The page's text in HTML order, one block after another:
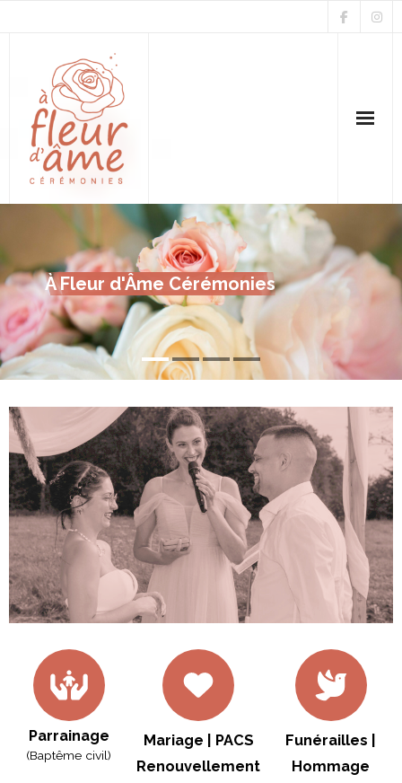
Mariage & Renouvellement
Parrainage
Funérailles & Hommage
Contact
À Fleur d'Âme Cérémonies
Parrainage
(Baptême civil)
Mariage | PACS
Renouvellement
Funérailles |
Hommage